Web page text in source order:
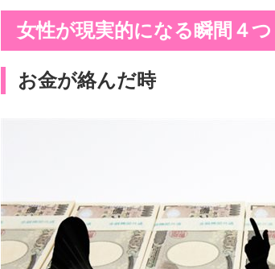
女性が現実的になる瞬間４つ
お金が絡んだ時